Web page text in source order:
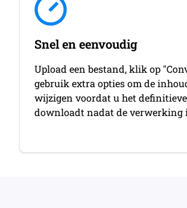
Snel en eenvoudig
Upload een bestand, klik op
gebruik extra opties om de
wijzigen voordat u het
downloadt nadat de verwerking